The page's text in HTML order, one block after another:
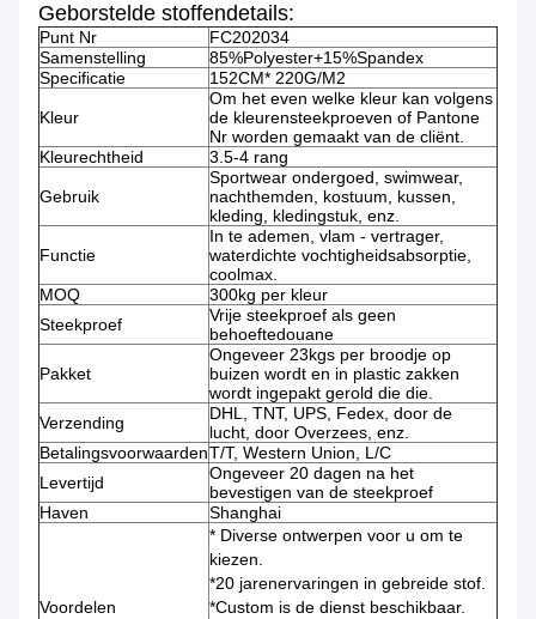
Geborstelde stoffendetails:
Punt Nr
FC202034
Samenstelling
85%Polyester+15%Spandex
Specificatie
152CM* 220G/M2
Kleur
Om het even welke kleur kan volgens
de kleurensteekproeven of Pantone
Nr worden gemaakt van de cliënt.
Kleurechtheid
3.5-4 rang
Gebruik
Sportwear ondergoed, swimwear,
nachthemden, kostuum, kussen,
kleding, kledingstuk, enz.
Functie
In te ademen, vlam - vertrager,
waterdichte vochtigheidsabsorptie,
coolmax.
MOQ
300kg per kleur
Steekproef
Vrije steekproef als geen
behoeftedouane
Pakket
Ongeveer 23kgs per broodje op
buizen wordt en in plastic zakken
wordt ingepakt gerold die die.
Verzending
DHL, TNT, UPS, Fedex, door de
lucht, door Overzees, enz.
BetalingsvoorwaardenT/T, Western Union, L/C
Levertijd
Ongeveer 20 dagen na het
bevestigen van de steekproef
Haven
Shanghai
Voordelen
* Diverse ontwerpen voor u om te
kiezen.
*20 jarenervaringen in gebreide stof.
*Custom is de dienst beschikbaar.